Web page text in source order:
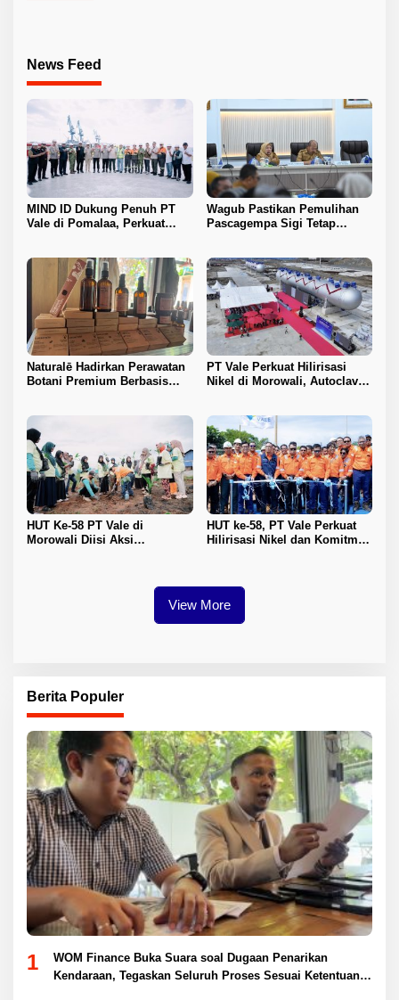
News Feed
MIND ID Dukung Penuh PT
Vale di Pomalaa, Perkuat
Wagub Pastikan Pemulihan
Pascagempa Sigi Tetap
Naturalē Hadirkan Perawatan
Botani Premium Berbasis
PT Vale Perkuat Hilirisasi
Nikel di Morowali, Autoclave
HUT Ke-58 PT Vale di
Morowali Diisi Aksi
HUT ke-58, PT Vale Perkuat
Hilirisasi Nikel dan Komitmen
View More
Berita Populer
1
WOM Finance Buka Suara soal Dugaan Penarikan
Kendaraan, Tegaskan Seluruh Proses Sesuai Ketentuan